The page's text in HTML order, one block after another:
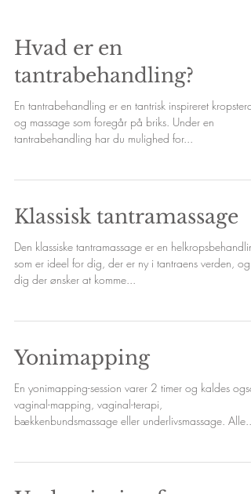
Hvad er en
tantrabehandling?
En tantrabehandling er en tantrisk inspireret
og massage som foregår på briks. Under en
tantrabehandling har du mulighed for...
Klassisk tantramassage
Den klassiske tantramassage er en
som er ideel for dig, der er ny i tantraens verden, og
dig der ønsker at komme...
Yonimapping
En yonimapping-session varer 2 timer og kaldes også
vaginal-mapping, vaginal-terapi,
bækkenbundsmassage eller underlivsmassage. Alle...